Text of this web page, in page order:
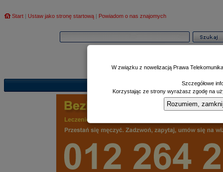
Start | Ustaw jako stronę startową | Powiadom o nas znajomych
Poczekalnia|
W związku z nowelizacją Prawa
Szczegółowe
Korzystając ze strony wyrażasz zgodę na
Rozumiem,